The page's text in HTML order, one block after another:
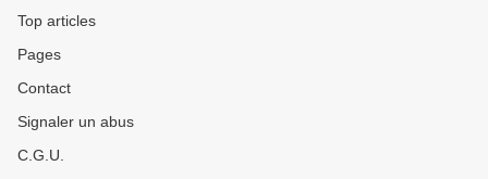
Top articles
Pages
Contact
Signaler un abus
C.G.U.